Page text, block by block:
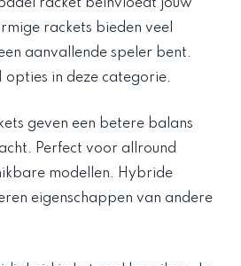
racket beïnvloedt jouw
rackets bieden veel
aanvallende speler bent.
opties in deze categorie.
geven een betere balans
Perfect voor allround
modellen. Hybride
eigenschappen van andere